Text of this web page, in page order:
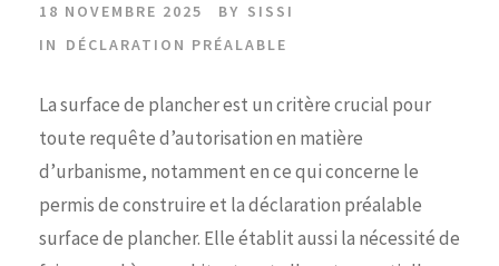
18 NOVEMBRE 2025 BY SISSI
IN
DÉCLARATION PRÉALABLE
La surface de plancher est un critère crucial pour
toute requête d’autorisation en matière
d’urbanisme, notamment en ce qui concerne le
permis de construire et la déclaration préalable
surface de plancher. Elle établit aussi la nécessité de